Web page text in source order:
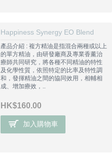
Happiness Synergy EO Blend
產品介紹 : 複方精油是指混合兩種或以上
的單方精油，由研發廠商及專業香薰治
療師共同研究，將各種不同精油的特性
及化學性質，依照特定的比率及特性調
和，發揮精油之間的協同效用，相輔相
成、增加療效，..
HK$160.00
加入購物車